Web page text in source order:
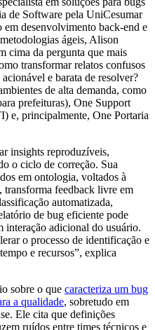
de Software pela UniCesumar
em desenvolvimento back-end e
ágeis, Alison
cima da pergunta que mais
transformar relatos confusos
e barata de resolver?
de alta demanda, como
prefeituras), One Support
e, principalmente, One Portaria
insights reproduzíveis,
o ciclo de correção. Sua
em ontologia, voltados à
transforma feedback livre em
automatizada,
de bug eficiente pode
interação adicional do usuário.
o processo de identificação e
e recursos”, explica
sobre o que caracteriza um bug
a qualidade, sobretudo em
Ele cita que definições
ruídos entre times técnicos e